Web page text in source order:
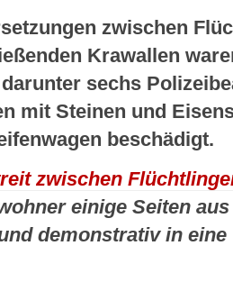
zwischen
Krawallen
sechs
mit Steinen und
beschädigt.
zwischen
einige Seiten
demonstrativ in eine